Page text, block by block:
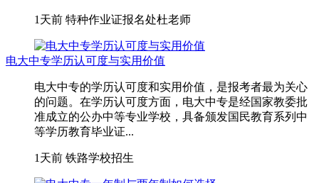
1天前 特种作业证报名处杜老师
电大中专学历认可度与实用价值
电大中专的学历认可度和实用价值，是报考者最为关心
的问题。在学历认可度方面，电大中专是经国家教委批
准成立的公办中等专业学校，具备颁发国民教育系列中
等学历教育毕业证...
1天前 铁路学校招生